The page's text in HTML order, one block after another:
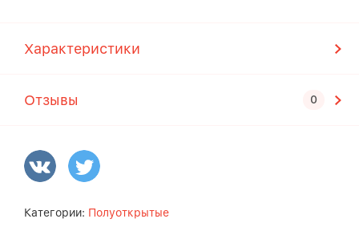
Характеристики
Отзывы
Категории: Полуоткрытые